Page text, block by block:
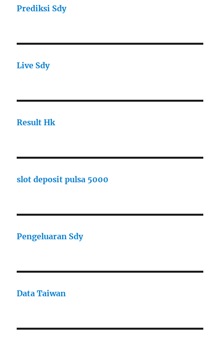
Prediksi Sdy
Live Sdy
Result Hk
slot deposit pulsa 5000
Pengeluaran Sdy
Data Taiwan